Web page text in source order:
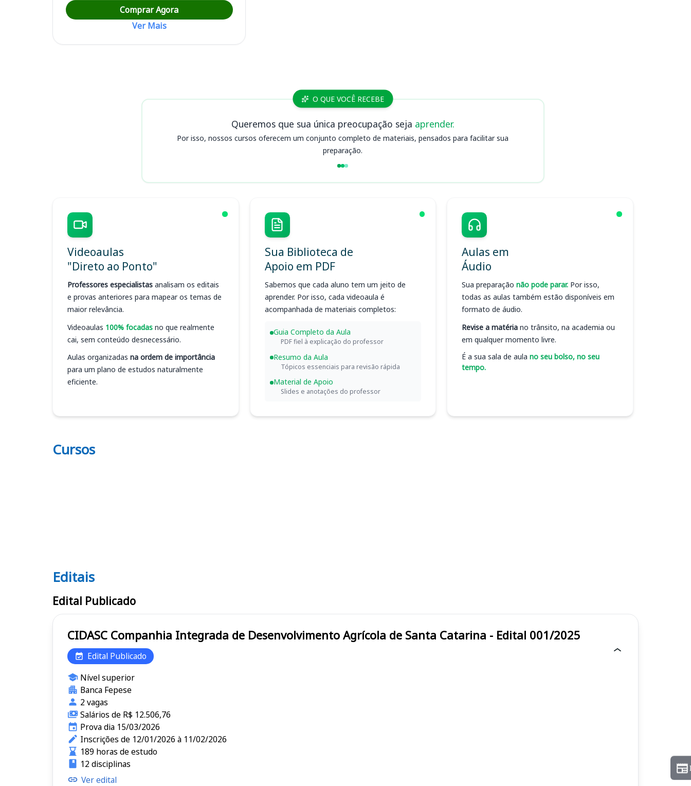
Comprar Agora
Ver Mais
Cursos CIDASC O QUE VOCÊ RECEBE
Queremos que sua única preocupação seja aprender.
Por isso, nossos cursos oferecem um conjunto completo de materiais, pensados para facilitar sua
preparação.
Videoaulas
"Direto ao Ponto"
Professores especialistas analisam os editais
e provas anteriores para mapear os temas de
maior relevância.
Videoaulas 100% focadas no que realmente
cai, sem conteúdo desnecessário.
Aulas organizadas na ordem de importância
para um plano de estudos naturalmente
eficiente.
Sua Biblioteca de
Apoio em PDF
Sabemos que cada aluno tem um jeito de
aprender. Por isso, cada videoaula é
acompanhada de materiais completos:
Guia Completo da Aula
PDF fiel à explicação do professor
Resumo da Aula
Tópicos essenciais para revisão rápida
Material de Apoio
Slides e anotações do professor
Aulas em
Áudio
Sua preparação não pode parar. Por isso,
todas as aulas também estão disponíveis em
formato de áudio.
Revise a matéria no trânsito, na academia ou
em qualquer momento livre.
É a sua sala de aula no seu bolso, no seu
tempo.
Cursos
Editais CIDASC
Editais
Edital Publicado
CIDASC Companhia Integrada de Desenvolvimento Agrícola de Santa Catarina - Edital 001/2025
Edital Publicado
Nível superior
Banca Fepese
2 vagas
Salários de R$ 12.506,76
Prova dia 15/03/2026
Inscrições de 12/01/2026 à 11/02/2026
189 horas de estudo
12 disciplinas
Ver edital